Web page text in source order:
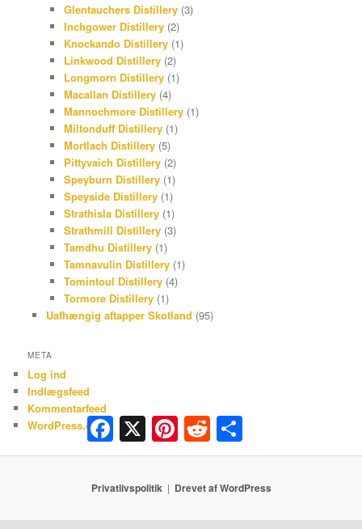
Glentauchers Distillery (3)
Inchgower Distillery (2)
Knockando Distillery (1)
Linkwood Distillery (2)
Longmorn Distillery (1)
Macallan Distillery (4)
Mannochmore Distillery (1)
Miltonduff Distillery (1)
Mortlach Distillery (5)
Pittyvaich Distillery (2)
Speyburn Distillery (1)
Speyside Distillery (1)
Strathisla Distillery (1)
Strathmill Distillery (3)
Tamdhu Distillery (1)
Tamnavulin Distillery (1)
Tomintoul Distillery (4)
Tormore Distillery (1)
Uafhængig aftapper Skotland (95)
META
Log ind
Indlægsfeed
Kommentarfeed
WordPress.org
Privatlivspolitik Drevet af WordPress
Facebook
X PinterestReddit